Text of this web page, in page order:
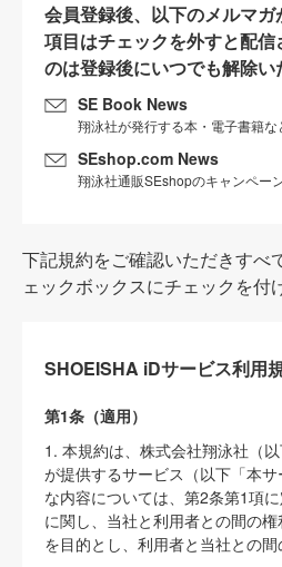
会員登録後、以下のメルマ
項目はチェックを外すと配
のは登録後にいつでも解除い
SE Book News
翔泳社が発行する本・電子書籍な
SEshop.com News
翔泳社通販SEshopのキャンペー
下記規約をご確認いただきすべ
ェックボックスにチェックを付
SHOEISHA iDサービス利用
第1条（適用）
1. 本規約は、株式会社翔泳社（以
が提供するサービス（以下「本
な内容については、第2条第1項に
に関し、当社と利用者との間の
を目的とし、利用者と当社との間